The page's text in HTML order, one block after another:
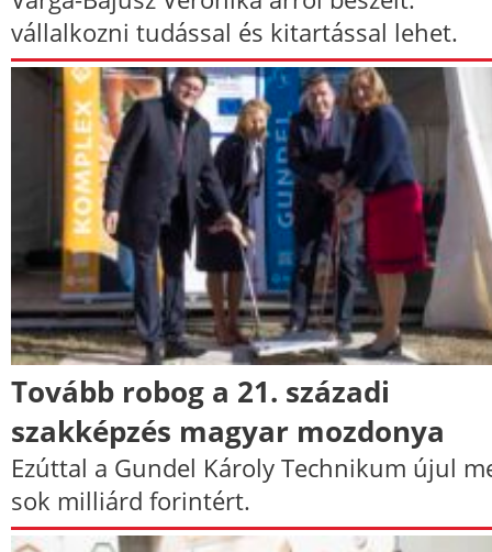
vállalkozni tudással és kitartással lehet.
Tovább robog a 21. századi
szakképzés magyar mozdonya
Ezúttal a Gundel Károly Technikum újul
sok milliárd forintért.